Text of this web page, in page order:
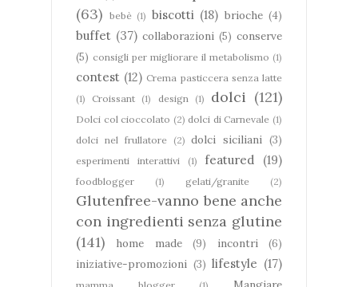
(63) bebè (1) biscotti (18) brioche (4)
buffet (37) collaborazioni (5) conserve
(5) consigli per migliorare il metabolismo (1)
contest (12) Crema pasticcera senza latte
(1)
Croissant (1) design (1) dolci (121)
Dolci col cioccolato (2) dolci di Carnevale (1)
dolci nel frullatore
(2) dolci siciliani (3)
esperimenti interattivi (1) featured (19)
foodblogger (1) gelati/granite (2)
Glutenfree-vanno bene anche
con ingredienti senza glutine
(141)
home made (9) incontri
(6)
iniziative-promozioni (3) lifestyle (17)